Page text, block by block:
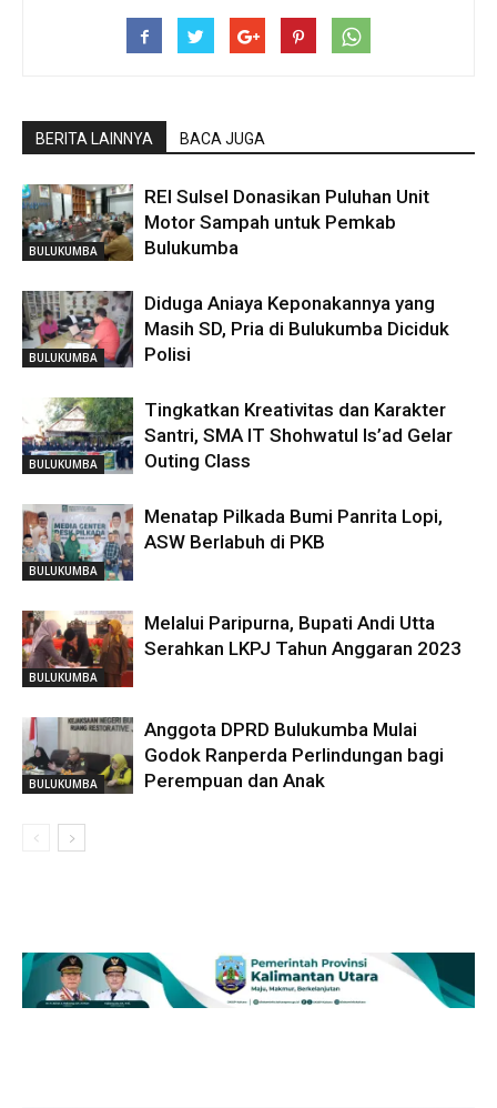
BERITA LAINNYA BACA JUGA
BULUKUMBA
REI Sulsel Donasikan Puluhan Unit
Motor Sampah untuk Pemkab
Bulukumba
BULUKUMBA
Diduga Aniaya Keponakannya yang
Masih SD, Pria di Bulukumba Diciduk
Polisi
BULUKUMBA
Tingkatkan Kreativitas dan Karakter
Santri, SMA IT Shohwatul Is’ad Gelar
Outing Class
BULUKUMBA
Menatap Pilkada Bumi Panrita Lopi,
ASW Berlabuh di PKB
BULUKUMBA
Melalui Paripurna, Bupati Andi Utta
Serahkan LKPJ Tahun Anggaran 2023
BULUKUMBA
Anggota DPRD Bulukumba Mulai
Godok Ranperda Perlindungan bagi
Perempuan dan Anak